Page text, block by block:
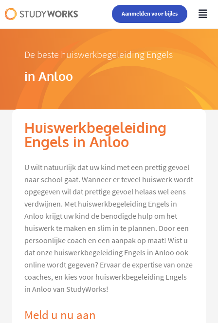
Aanmelden voor bijles
De beste huiswerkbegeleiding Engels
in Anloo
Huiswerkbegeleiding
Engels in Anloo
U wilt natuurlijk dat uw kind met een prettig gevoel
naar school gaat. Wanneer er teveel huiswerk wordt
opgegeven wil dat prettige gevoel helaas wel eens
verdwijnen. Met huiswerkbegeleiding Engels in
Anloo krijgt uw kind de benodigde hulp om het
huiswerk te maken en slim in te plannen. Door een
persoonlijke coach en een aanpak op maat! Wist u
dat onze huiswerkbegeleiding Engels in Anloo ook
online wordt gegeven? Ervaar de expertise van onze
coaches, en kies voor huiswerkbegeleiding Engels
in Anloo van StudyWorks!
Meld u nu aan